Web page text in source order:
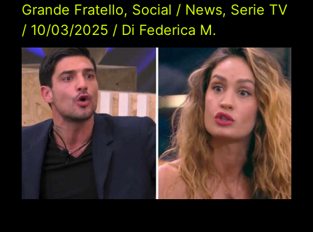
Grande Fratello, Social / News, Serie TV
/ 10/03/2025 / Di Federica M.